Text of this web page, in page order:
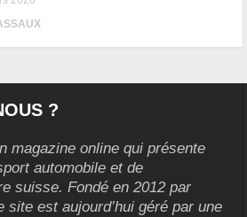
?
magazine online qui présente
automobile et de
suisse. Fondé en 2012 par
site est aujourd’hui géré par une